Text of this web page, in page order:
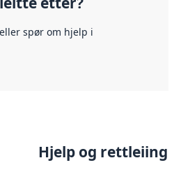
spør om hjelp i
Hjelp og rettleiing